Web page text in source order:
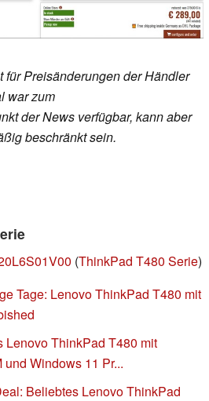
für Preisänderungen der Händler
war zum
der News verfügbar, kann aber
beschränkt sein.
(ThinkPad T480 Serie)
Tage: Lenovo ThinkPad T480 mit
Lenovo ThinkPad T480 mit
Windows 11 Pr...
Beliebtes Lenovo ThinkPad